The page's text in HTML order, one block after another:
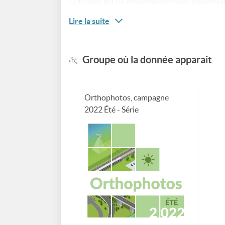
retenue dans le processus
Lire la suite
Groupe où la donnée apparait
Orthophotos, campagne
2022 Été - Série